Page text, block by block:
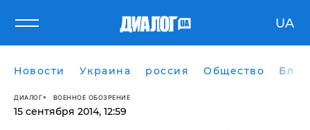
UA
Новости Украина россия Общество
ДИАЛОГ ВОЕННОЕ ОБОЗРЕНИЕ
15 сентября 2014, 12:59